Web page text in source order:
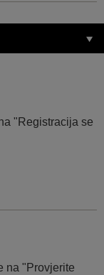
"Registracija se
na "Provjerite